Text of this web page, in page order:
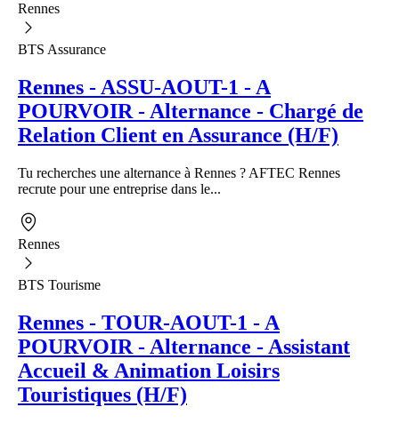
Rennes
BTS Assurance
Rennes - ASSU-AOUT-1 - A
POURVOIR - Alternance - Chargé de
Relation Client en Assurance (H/F)
Tu recherches une alternance à Rennes ? AFTEC Rennes
recrute pour une entreprise dans le...
Rennes
BTS Tourisme
Rennes - TOUR-AOUT-1 - A
POURVOIR - Alternance - Assistant
Accueil & Animation Loisirs
Touristiques (H/F)